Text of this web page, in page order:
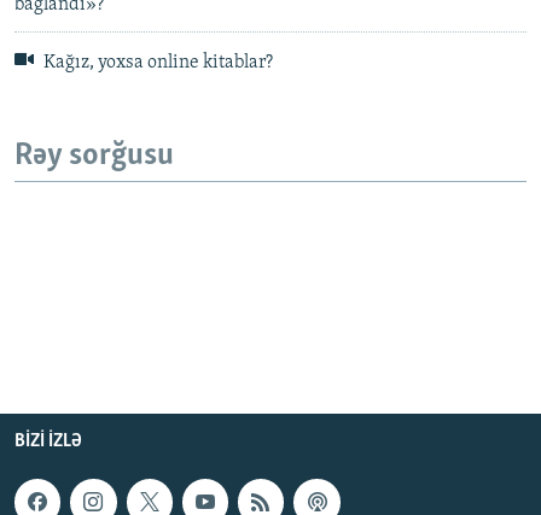
bağlandı»?
Kağız, yoxsa online kitablar?
Rəy sorğusu
BIZI IZLƏ